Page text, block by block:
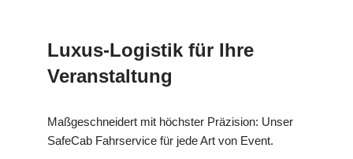
Luxus-Logistik für Ihre
Veranstaltung
Maßgeschneidert mit höchster Präzision: Unser
SafeCab Fahrservice für jede Art von Event.